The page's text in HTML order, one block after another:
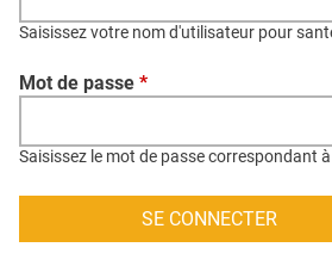
CONTACT
CRÉDITS
Saisissez votre nom d'utilisateur pour
Mot de passe *
Saisissez le mot de passe correspondant